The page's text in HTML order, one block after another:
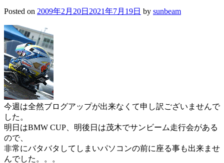
Posted on 2009年2月20日 2021年7月19日 by sunbeam
今週は全然ブログアップが出来なくて申し訳ございませんで
した。
明日はBMW CUP、明後日は茂木でサンビーム走行会がある
ので、
非常にバタバタしてしまいパソコンの前に座る事も出来ませ
んでした。。。